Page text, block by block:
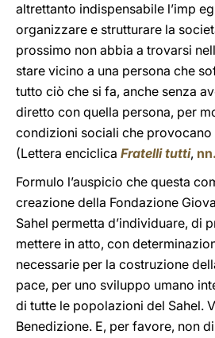
altrettanto indispensabile l’imp
organizzare e strutturare la
prossimo non abbia a trovarsi
stare vicino a una persona che
tutto ciò che si fa, anche senza
diretto con quella persona, per
condizioni sociali che provocano
(Lettera enciclica Fratelli tutti,
Formulo l’auspicio che questa
creazione della Fondazione
Sahel permetta d’individuare, di
mettere in atto, con
necessarie per la costruzione
pace, per uno sviluppo umano
di tutte le popolazioni del Sahel.
Benedizione. E, per favore, non